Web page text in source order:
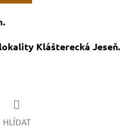
Klášterecká Jeseň.
HLÍDAT